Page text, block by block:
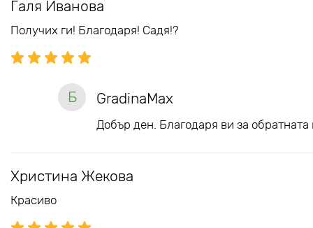
Галя Иванова
Получих ги! Благодаря! Садя!?
Б GradinaMax
Добър ден. Благодаря ви за обратната
Христина Жекова
Красиво